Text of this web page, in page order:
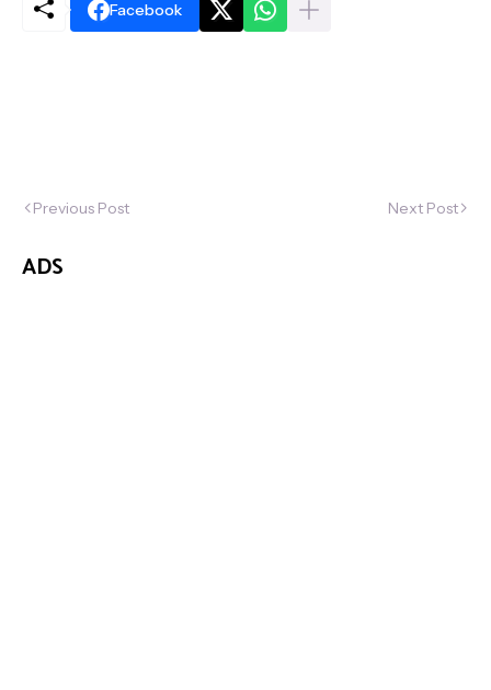
Facebook
Previous Post Next Post
ADS